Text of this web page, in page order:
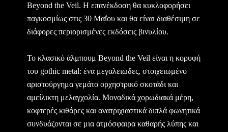
Beyond the Veil. Η επανέκδοση θα κυκλοφορήσει
παγκοσμίως στις 30 Μαΐου και θα είναι διαθέσιμη σε
διάφορες περιορισμένες εκδόσεις βινυλίου.
Το κλασικό άλμπουμ Beyond the Veil είναι η κορυφή
του gothic metal: ένα μεγαλειώδες, στοιχειωμένο
αριστούργημα γεμάτο ορχηστρικό σκοτάδι και
αμείλικτη μελαγχολία. Μοναδικά χορωδιακά μέρη,
κοφτερές κιθάρες και ανατριχιαστικά διπλά φωνητικά
συνδυάζονται σε μια ατμόσφαιρα καθαρής λύπης και